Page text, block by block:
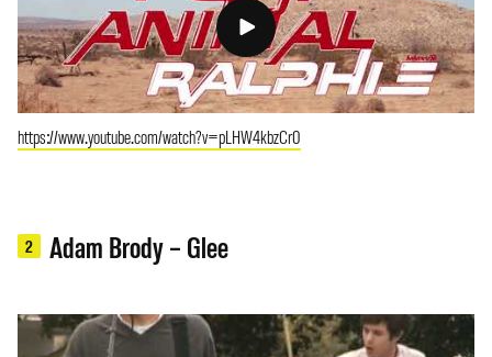
https://www.youtube.com/watch?v=pLHW4kbzCr0
2 Adam Brody – Glee